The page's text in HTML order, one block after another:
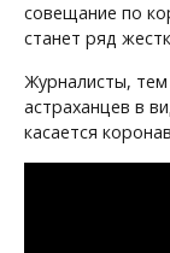
совещание по
станет ряд
Журналисты,
астраханцев в
касается